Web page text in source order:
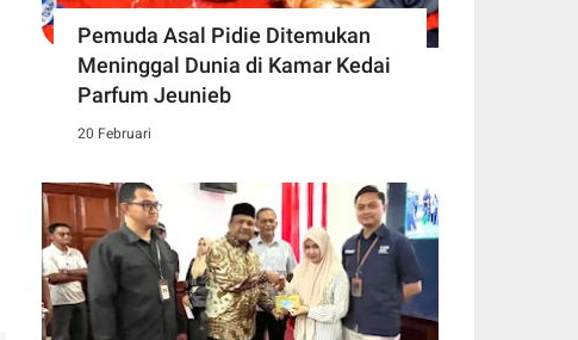
Pemuda Asal Pidie Ditemukan
Meninggal Dunia di Kamar Kedai
Parfum Jeunieb
20 Februari